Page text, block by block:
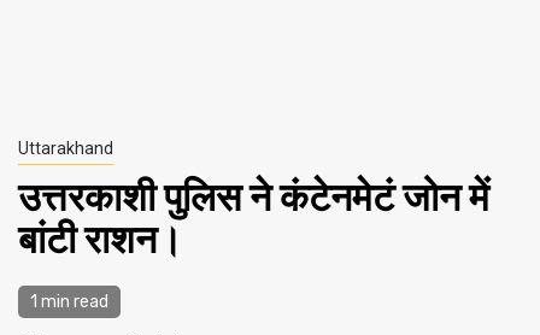
Uttarakhand
उत्तरकाशी पुलिस ने कंटेनमेटं जोन में
बांटी राशन।
1 min read